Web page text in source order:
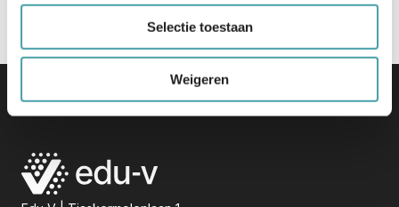
Selectie toestaan
Weigeren